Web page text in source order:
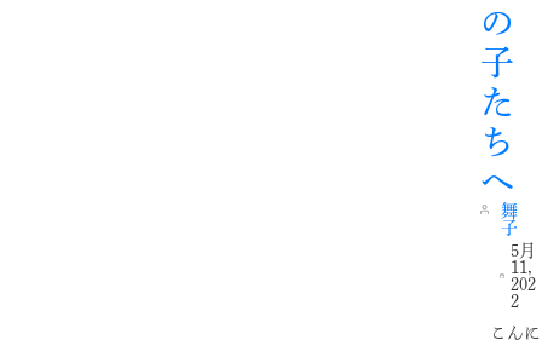
の
子
た
ち
へ
舞
子
5月
11,
202
2
こんに